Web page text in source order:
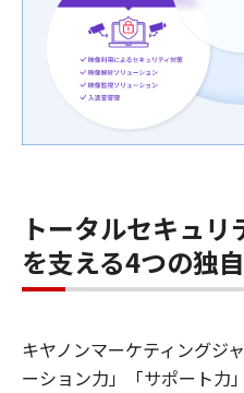
トータルセキュ
を支える4つの独
キヤノンマーケティングジ
ーション力」「サポート力